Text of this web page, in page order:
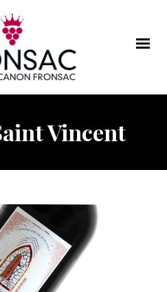
Vincent